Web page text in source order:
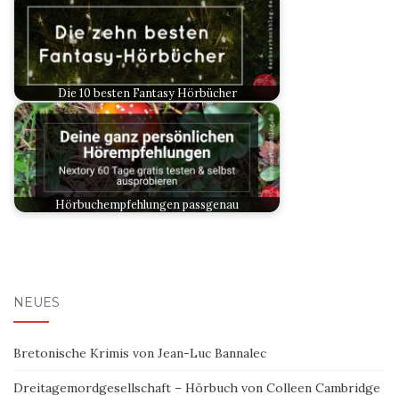
Die 10 besten Fantasy Hörbücher
Hörbuchempfehlungen passgenau
NEUES
Bretonische Krimis von Jean-Luc Bannalec
Dreitagemordgesellschaft – Hörbuch von Colleen Cambridge